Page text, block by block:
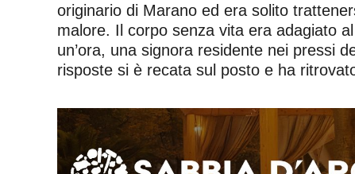
originario di Marano ed era solito
malore. Il corpo senza vita era adagiato
un’ora, una signora residente nei pressi
risposte si è recata sul posto e ha